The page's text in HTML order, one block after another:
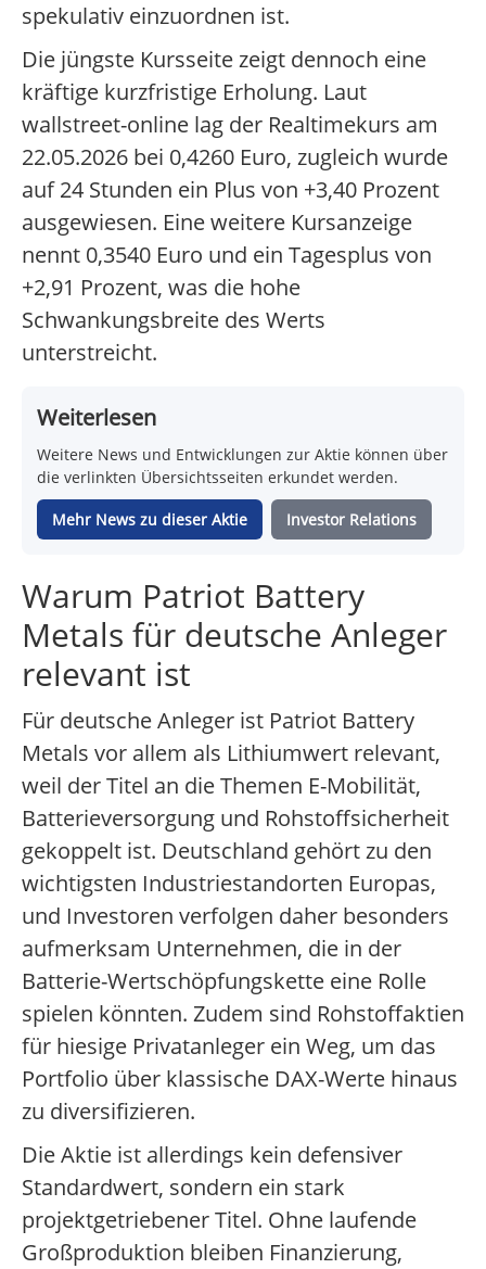
spekulativ einzuordnen ist.
Die jüngste Kursseite zeigt dennoch eine
kräftige kurzfristige Erholung. Laut
wallstreet-online lag der Realtimekurs am
22.05.2026 bei 0,4260 Euro, zugleich wurde
auf 24 Stunden ein Plus von +3,40 Prozent
ausgewiesen. Eine weitere Kursanzeige
nennt 0,3540 Euro und ein Tagesplus von
+2,91 Prozent, was die hohe
Schwankungsbreite des Werts
unterstreicht.
Weiterlesen
Weitere News und Entwicklungen zur Aktie können über
die verlinkten Übersichtsseiten erkundet werden.
Mehr News zu dieser Aktie Investor Relations
Warum Patriot Battery
Metals für deutsche Anleger
relevant ist
Für deutsche Anleger ist Patriot Battery
Metals vor allem als Lithiumwert relevant,
weil der Titel an die Themen E-Mobilität,
Batterieversorgung und Rohstoffsicherheit
gekoppelt ist. Deutschland gehört zu den
wichtigsten Industriestandorten Europas,
und Investoren verfolgen daher besonders
aufmerksam Unternehmen, die in der
Batterie-Wertschöpfungskette eine Rolle
spielen könnten. Zudem sind Rohstoffaktien
für hiesige Privatanleger ein Weg, um das
Portfolio über klassische DAX-Werte hinaus
zu diversifizieren.
Die Aktie ist allerdings kein defensiver
Standardwert, sondern ein stark
projektgetriebener Titel. Ohne laufende
Großproduktion bleiben Finanzierung,